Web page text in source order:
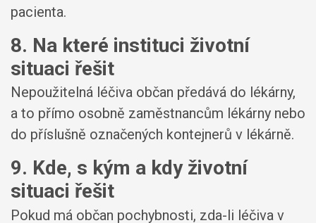
pacienta.
8. Na které instituci životní
situaci řešit
Nepoužitelná léčiva občan předává do lékárny,
a to přímo osobně zaměstnancům lékárny nebo
do příslušně označených kontejnerů v lékárně.
9. Kde, s kým a kdy životní
situaci řešit
Pokud má občan pochybnosti, zda-li léčiva v